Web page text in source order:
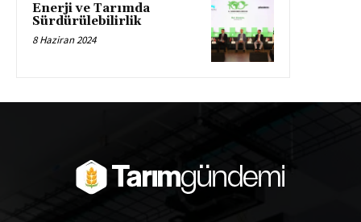
Enerji ve Tarımda
Sürdürülebilirlik
8 Haziran 2024